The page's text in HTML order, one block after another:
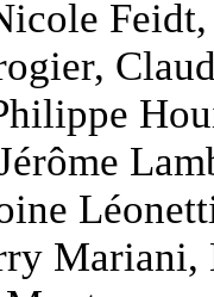
Mariani,